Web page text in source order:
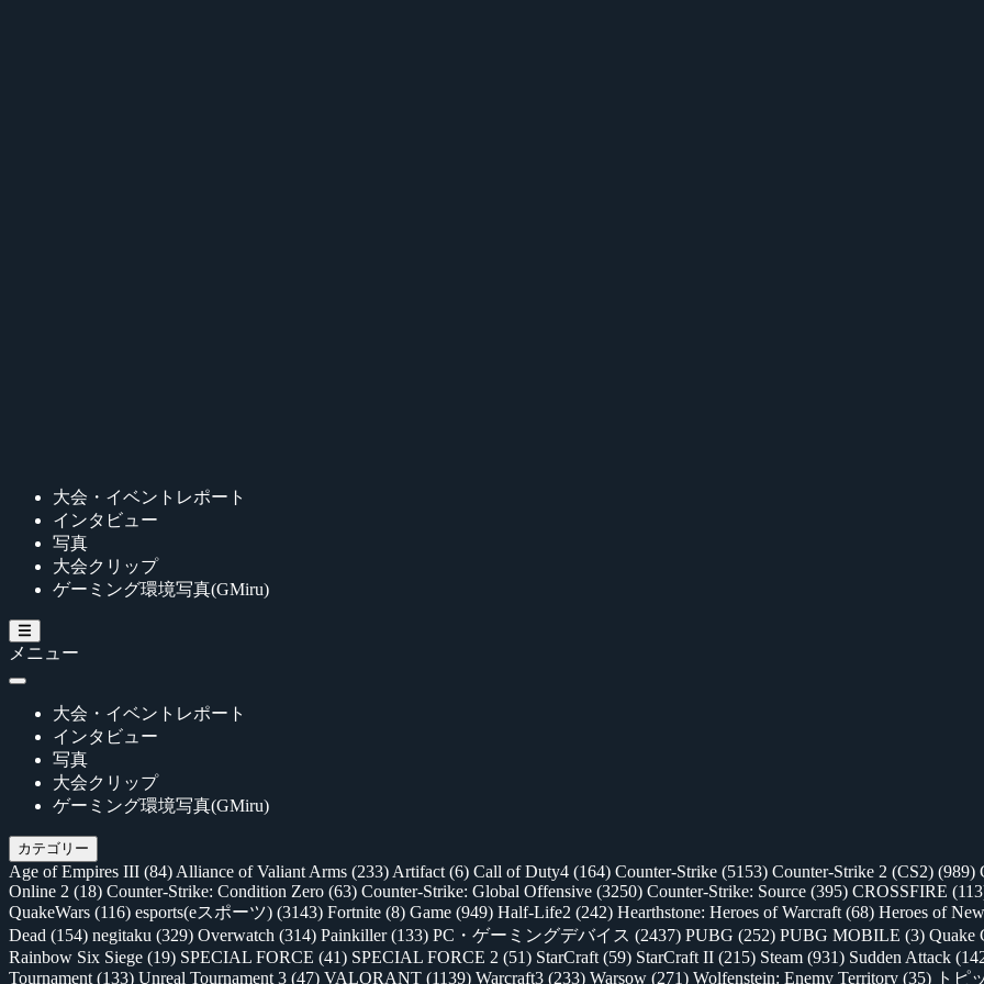
大会・イベントレポート
インタビュー
写真
大会クリップ
ゲーミング環境写真(GMiru)
メニュー
大会・イベントレポート
インタビュー
写真
大会クリップ
ゲーミング環境写真(GMiru)
カテゴリー
Age of Empires III (84) Alliance of Valiant Arms (233) Artifact (6) Call of Duty4 (164) Counter-Strike (5153) Counter-Strike 2 (CS2) (989)
Online 2 (18) Counter-Strike: Condition Zero (63) Counter-Strike: Global Offensive (3250) Counter-Strike: Source (395) CROSSFIRE
QuakeWars (116) esports(eスポーツ) (3143) Fortnite (8) Game (949) Half-Life2 (242) Hearthstone: Heroes of Warcraft (68) Heroes of
Dead (154) negitaku (329) Overwatch (314) Painkiller(133) PC・ゲーミングデバイス (2437) PUBG (252) PUBG MOBILE (3) Quake
Rainbow Six Siege (19) SPECIAL FORCE (41) SPECIAL FORCE 2 (51) StarCraft (59) StarCraft II (215) Steam (931) Sudden Attack
Tournament (133) Unreal Tournament 3 (47) VALORANT (1139) Warcraft3 (233) Warsow (271) Wolfenstein: Enemy Territory (35) トピ